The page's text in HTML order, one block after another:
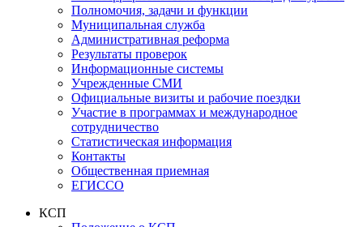
Полномочия, задачи и функции
Муниципальная служба
Административная реформа
Результаты проверок
Информационные системы
Учрежденные СМИ
Официальные визиты и рабочие поездки
Участие в программах и международное
сотрудничество
Статистическая информация
Контакты
Общественная приемная
ЕГИССО
КСП